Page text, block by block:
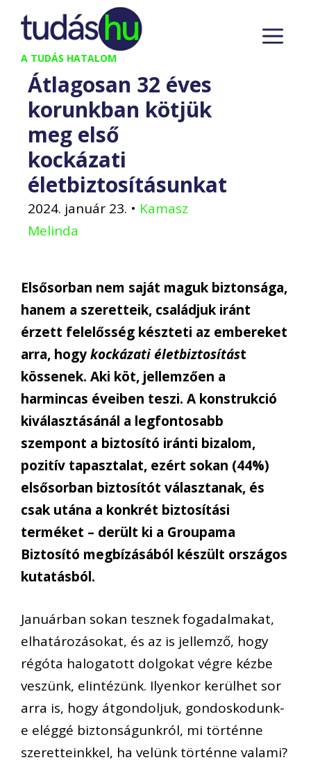
Kilépés
tartalomba
A TUDÁS HATALOM
Átlagosan 32 éves
korunkban kötjük
meg első
kockázati
életbiztosításunkat
2024. január 23. • Kamasz
Melinda
Elsősorban nem saját maguk biztonsága,
hanem a szeretteik, családjuk iránt
érzett felelősség készteti az embereket
arra, hogykockázati életbiztosítást
kössenek. Aki köt, jellemzően a
harmincas éveiben teszi. A konstrukció
kiválasztásánál a legfontosabb
szempont a biztosító iránti bizalom,
pozitív tapasztalat, ezért sokan (44%)
elsősorban biztosítót választanak, és
csak utána a konkrét biztosítási
terméket – derült ki a Groupama
Biztosító megbízásából készült országos
kutatásból.
Januárban sokan tesznek fogadalmakat,
elhatározásokat, és az is jellemző, hogy
régóta halogatott dolgokat végre kézbe
veszünk, elintézünk. Ilyenkor kerülhet sor
arra is, hogy átgondoljuk, gondoskodunk-
e eléggé biztonságunkról, mi történne
szeretteinkkel, ha velünk történne valami?